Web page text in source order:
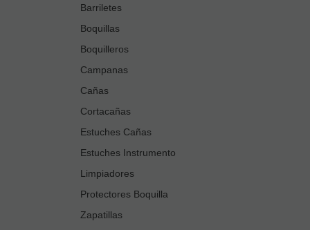
Barriletes
Boquillas
Boquilleros
Campanas
Cañas
Cortacañas
Estuches Cañas
Estuches Instrumento
Limpiadores
Protectores Boquilla
Zapatillas